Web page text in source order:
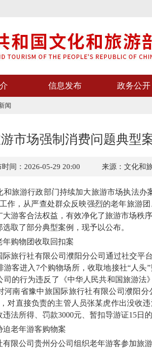
信息发布 政务公开
闻
市场强制消费问题典型
时间：2026-05-29 20:00 来源：文化和
游行政部门持续加大旅游市场执法办
作，从严查处群众反映强烈的老年旅游
大游客合法权益，有效净化了旅游市场秩
取了部分典型案例，现予以公布。
购物团收取回扣案
行社有限公司濮阳分公司通过社交平台
游客进入7个购物场所，收取地接社“人
司的行为违反了《中华人民共和国旅游法
河南省豫中旅国际旅行社有限公司濮阳
对直接负责的主管人员张某虎作出没收
法所得、罚款3000元、暂扣导游证15日的
老年游客购物案
公司贵州分公司组织老年游客参加旅